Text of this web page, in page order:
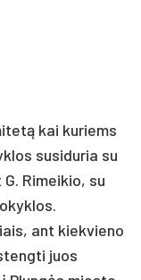
kai kuriems
susiduria su
Rimeikio, su
ant kiekvieno
juos